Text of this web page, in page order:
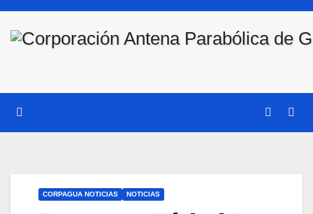
Saltar
CORPAGUA NOTICIAS NOTICIAS